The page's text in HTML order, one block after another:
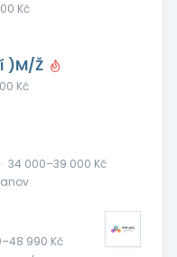
Kč
)M/Ž
Kč
· 34 000–39 000 Kč
990 Kč